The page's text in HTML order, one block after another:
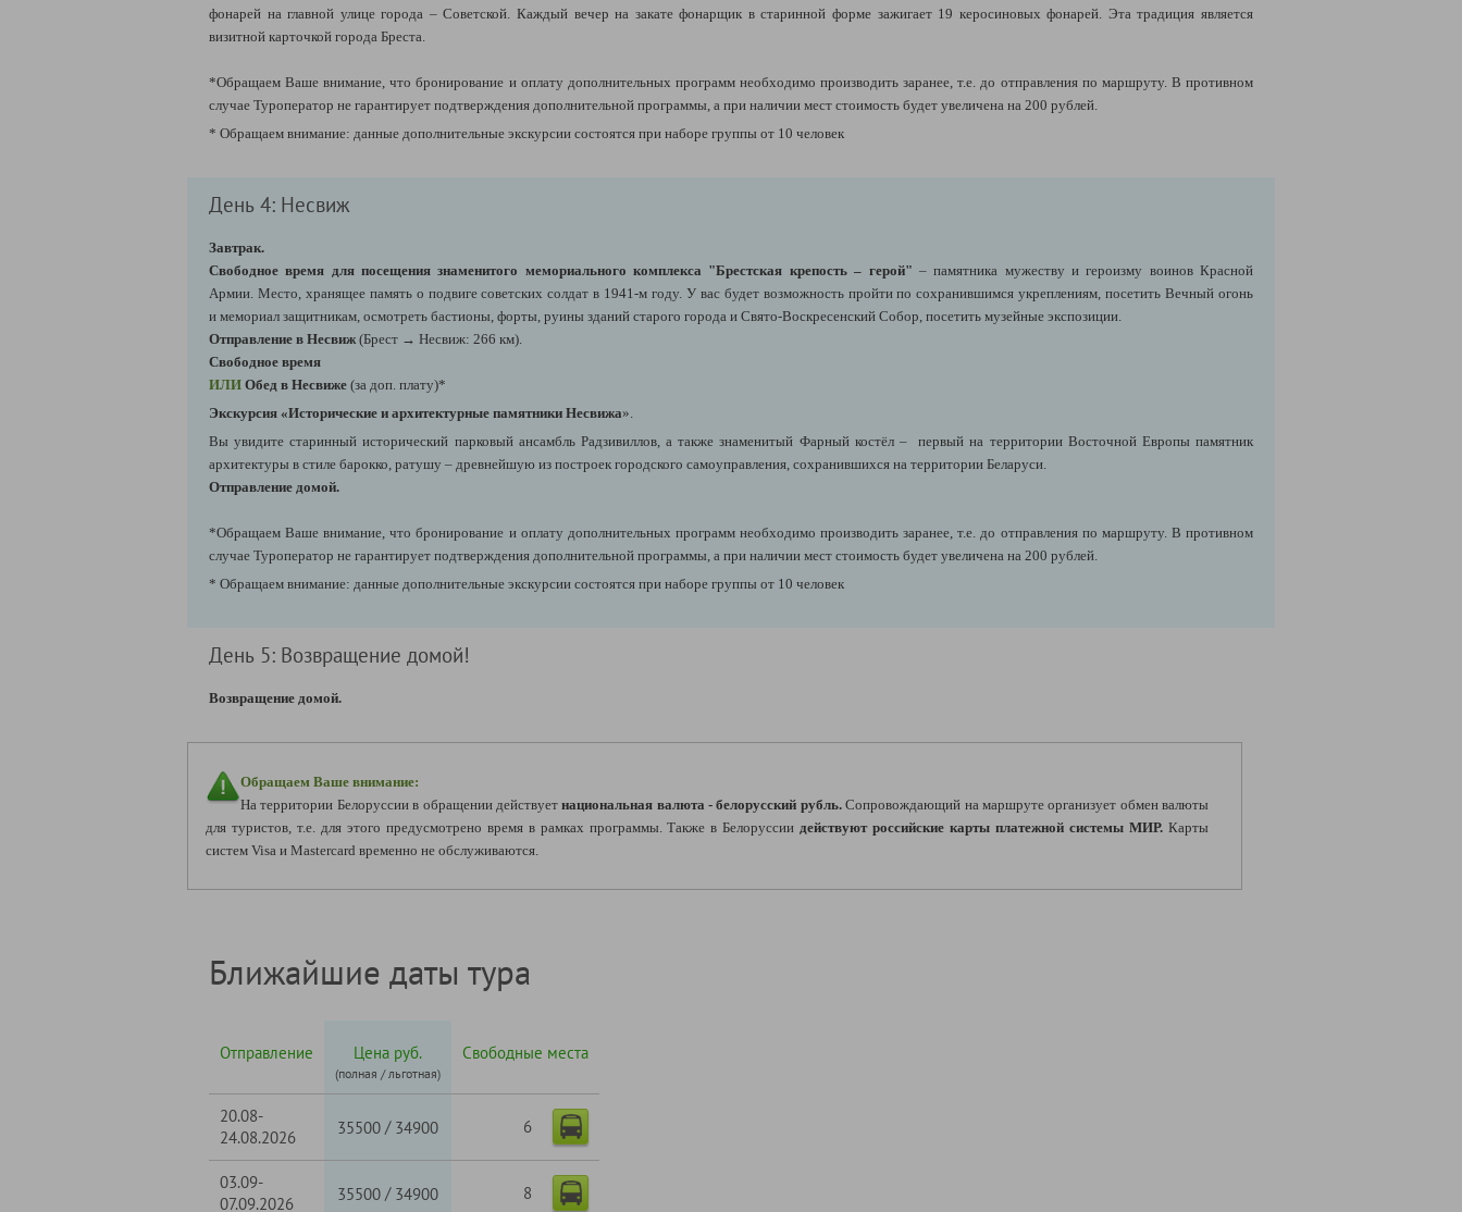
фонарей на главной улице города – Советской. Каждый вечер на закате фонарщик в старинной форме зажигает 19 керосиновых фонарей. Эта традиция является
визитной карточкой города Бреста.
*Обращаем Ваше внимание, что бронирование и оплату дополнительных программ необходимо производить заранее, т.е. до отправления по маршруту. В противном
случае Туроператор не гарантирует подтверждения дополнительной программы, а при наличии мест стоимость будет увеличена на 200 рублей.
* Обращаем внимание: данные дополнительные экскурсии состоятся при наборе группы от 10 человек
День 4: Несвиж
Завтрак.
Свободное время для посещения знаменитого мемориального комплекса "Брестская крепость – герой" – памятника мужеству и героизму воинов Красной
Армии. Место, хранящее память о подвиге советских солдат в 1941-м году. У вас будет возможность пройти по сохранившимся укреплениям, посетить Вечный огонь
и мемориал защитникам, осмотреть бастионы, форты, руины зданий старого города и Свято-Воскресенский Собор, посетить музейные экспозиции.
Отправление в Несвиж(Брест → Несвиж: 266 км).
Свободное время
ИЛИ Обед в Несвиже (за доп. плату)*
Экскурсия «Исторические и архитектурные памятники Несвижа».
Вы увидите старинный исторический парковый ансамбль Радзивиллов, а также знаменитый Фарный костёл – первый на территории Восточной Европы памятник
архитектуры в стиле барокко, ратушу – древнейшую из построек городского самоуправления, сохранившихся на территории Беларуси.
Отправление домой.
*Обращаем Ваше внимание, что бронирование и оплату дополнительных программ необходимо производить заранее, т.е. до отправления по маршруту. В противном
случае Туроператор не гарантирует подтверждения дополнительной программы, а при наличии мест стоимость будет увеличена на 200 рублей.
* Обращаем внимание: данные дополнительные экскурсии состоятся при наборе группы от 10 человек
День 5: Возвращение домой!
Возвращение домой.
Обращаем Ваше внимание:
На территории Белоруссии в обращении действуетнациональная валюта - белорусский рубль.Сопровождающий на маршруте организует обмен валюты
для туристов, т.е. для этого предусмотрено время в рамках программы. Также в Белоруссиидействуют российские карты платежной системы МИР. Карты
систем Visa и Mastercard временно не обслуживаются.
Ближайшие даты тура
Отправление Цена руб.
(полная / льготная)
Свободные места
20.08-
24.08.2026
35500 / 34900 6
03.09-
07.09.2026
35500 / 34900 8